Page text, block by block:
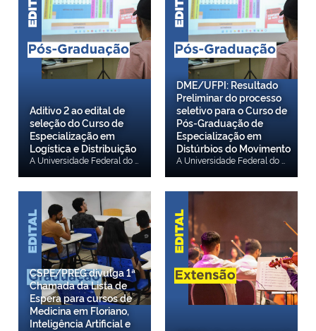
Aditivo 2 ao edital de
seleção do Curso de
Especialização em
Logística e Distribuição
DME/UFPI: Resultado
Preliminar do processo
seletivo para o Curso de
Pós-Graduação de
Especialização em
Distúrbios do Movimento
CSPE/PREG divulga 1ª
Chamada da Lista de
Espera para cursos de
Medicina em Floriano,
Inteligência Artificial e